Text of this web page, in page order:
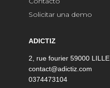
Solicitar una demo
ADICTIZ
2, rue fourier 59000 LILLE
contact@adictiz.com
0374473104